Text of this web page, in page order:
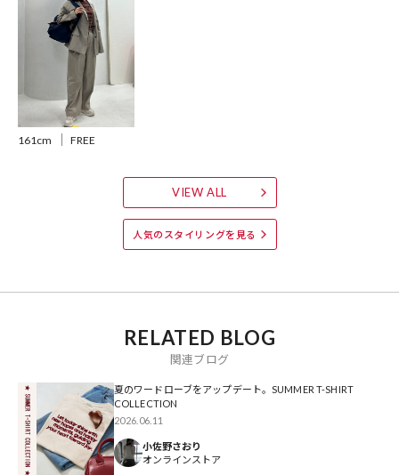
1316124600057：別注ノースリーブフレアワンピース
1323124600033：別注半袖ポロシャツ
1327124600003：別注切り替え半袖チュニック
1323124600035：別注ショート半袖Tシャツ
1323124600036：別注ビッグシルエット半袖Tシャツ
1323124600037：別注ボーダー半袖Tシャツ
1323124600034：別注フレンチスリーブTシャツ
カジュアルなボーダーアイテムながら子供っぽくならない配色なの
で、デニムやチノなどとあわせても大人っぽく仕上がる名品。
スラックスやロングスカートにタックインしてすっきり見せて、ミニ
の着こなしが完成です！
※掲載画像の商品の色味は、屋外や屋内の光の照射や角度により実物
と色味が異なる場合がございます。また表示のサイズ感と実物は若干
異なる場合もございますので、予めご了承ください。
※生地のアップ画像が実物の色味に近しいです。
※着用、お取り扱いの際は、商品についている品質表示とアテンショ
161cm FREE
VIEW ALL
人気のスタイリングを見る
RELATED BLOG
関連ブログ
夏のワードローブをアップデート。SUMMER T-SHIRT
COLLECTION
2026.06.11
小佐野さおり
オンラインストア